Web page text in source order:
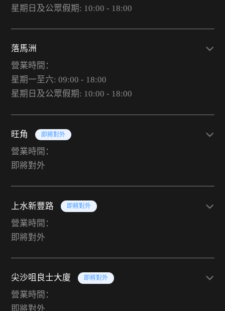
星期日及公眾假期: 10:00 - 18:00
落馬洲
營業時間：
星期一至六: 09:00 - 18:00
星期日及公眾假期: 10:00 - 18:00
旺角 即將對外
營業時間：
即將對外
上水新豐路 即將對外
營業時間：
即將對外
尖沙咀良士大廈 即將對外
營業時間：
即將對外